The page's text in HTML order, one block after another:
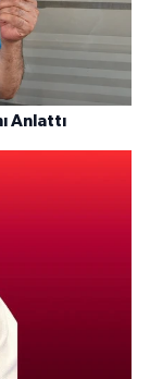
Anlattı